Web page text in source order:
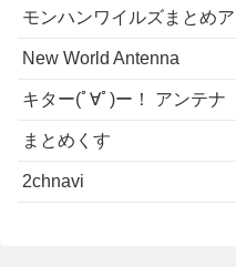
モンハンワイルズまとめ
New World Antenna
キター(ﾟ∀ﾟ)ー！ アンテナ
まとめくす
2chnavi